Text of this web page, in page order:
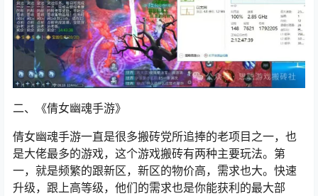
二、《倩女幽魂手游》
倩女幽魂手游一直是很多搬砖党所追捧的老项目之一，也
是大佬最多的游戏，这个游戏搬砖有两种主要玩法。第
一，就是频繁的跟新区，新区的物价高，需求也大。快速
升级，跟上高等级，他们的需求也是你能获利的最大部